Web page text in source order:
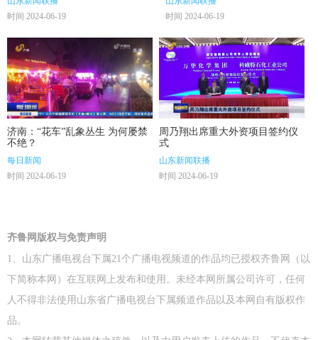
时间 2024-06-19
时间 2024-06-19
济南：“花车”乱象丛生 为何屡禁
不绝？
每日新闻
时间 2024-06-19
周乃翔出席重大外资项目签约仪
式
山东新闻联播
时间 2024-06-19
齐鲁网版权与免责声明
1、山东广播电视台下属21个广播电视频道的作品均已授权齐鲁网（以
下简称本网）在互联网上发布和使用。未经本网所属公司许可，任何
人不得非法使用山东省广播电视台下属频道作品以及本网自有版权作
品。